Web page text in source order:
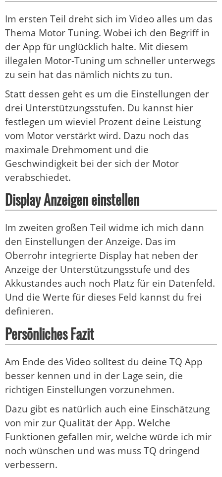
Im ersten Teil dreht sich im Video alles um das
Thema Motor Tuning. Wobei ich den Begriff in
der App für unglücklich halte. Mit diesem
illegalen Motor-Tuning um schneller unterwegs
zu sein hat das nämlich nichts zu tun.
Statt dessen geht es um die Einstellungen der
drei Unterstützungsstufen. Du kannst hier
festlegen um wieviel Prozent deine Leistung
vom Motor verstärkt wird. Dazu noch das
maximale Drehmoment und die
Geschwindigkeit bei der sich der Motor
verabschiedet.
Display Anzeigen einstellen
Im zweiten großen Teil widme ich mich dann
den Einstellungen der Anzeige. Das im
Oberrohr integrierte Display hat neben der
Anzeige der Unterstützungsstufe und des
Akkustandes auch noch Platz für ein Datenfeld.
Und die Werte für dieses Feld kannst du frei
definieren.
Persönliches Fazit
Am Ende des Video solltest du deine TQ App
besser kennen und in der Lage sein, die
richtigen Einstellungen vorzunehmen.
Dazu gibt es natürlich auch eine Einschätzung
von mir zur Qualität der App. Welche
Funktionen gefallen mir, welche würde ich mir
noch wünschen und was muss TQ dringend
verbessern.